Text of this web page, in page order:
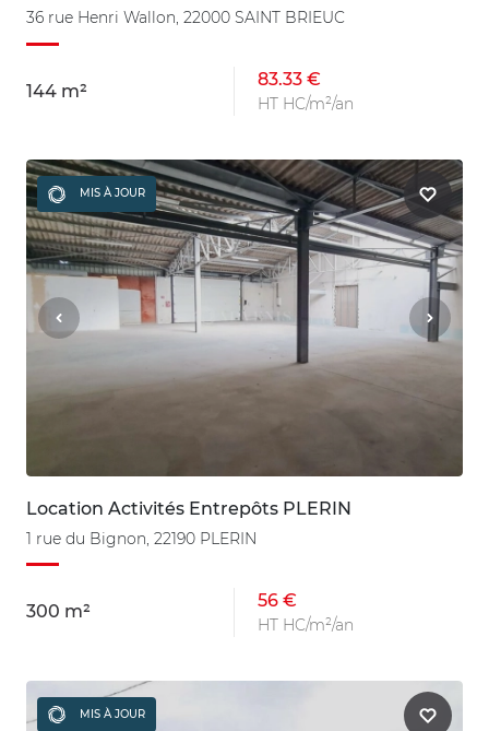
36 rue Henri Wallon, 22000 SAINT BRIEUC
144 m²
83.33 €
HT HC/m²/an
MIS À JOUR
Location Activités Entrepôts PLERIN
1 rue du Bignon, 22190 PLERIN
300 m²
56 €
HT HC/m²/an
MIS À JOUR